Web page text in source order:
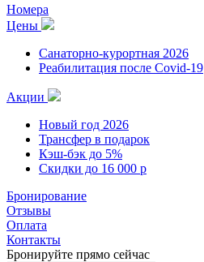
Номера
Цены
Санаторно-курортная 2026
Реабилитация после Covid-19
Акции
Новый год 2026
Трансфер в подарок
Кэш-бэк до 5%
Скидки до 16 000 р
Бронирование
Отзывы
Оплата
Контакты
Бронируйте прямо сейчас